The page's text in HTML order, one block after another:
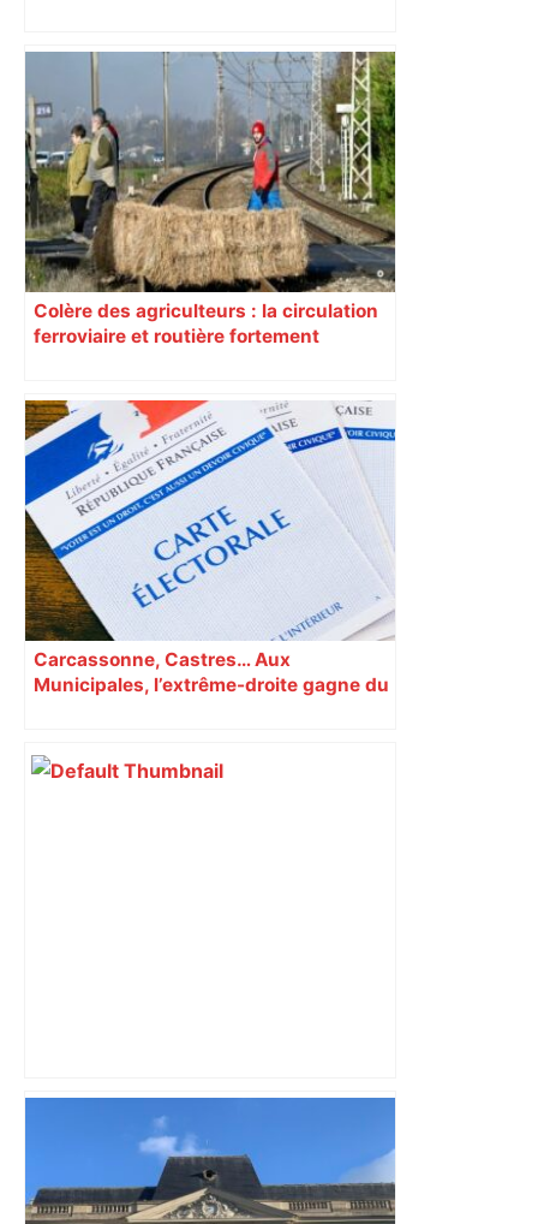
Colère des agriculteurs : la circulation
ferroviaire et routière fortement
Carcassonne, Castres… Aux
Municipales, l’extrême-droite gagne du
L'ancien président de la Haute-
Garonne, Pierre Izard, est mort à l'âge
de 90 ans – ici.fr